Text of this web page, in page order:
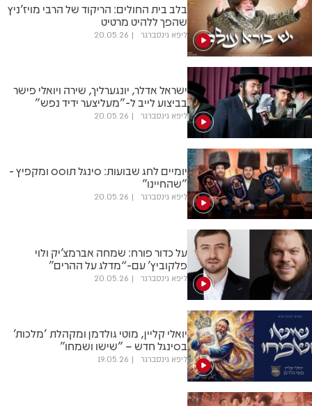
בלב בית החולים: הריקוד של הרבי מויז'ניץ
שהפך ללהיט מרטיט
ליפא גינסברגר 20.05.26
ישראל אדלר, יונגערליך, שירה ויואלי פישר
בביצוע לייב ל-"מעליצער ידיד נפש"
ליפא גינסברגר 20.05.26
יומיים לחג שבועות: סינגל תוסס ומקפיץ -
"שהחיינו"
ליפא גינסברגר 20.05.26
על כדור פורח: שמחה אברמצ׳יק ולוי
פלקוביץ׳ עם-“מדלג על ההרים”
ליפא גינסברגר 20.05.26
יואלי קליין, מוטי גולדמן ומקהלת 'מלכות'
בסינגל חדש – "שישו ושמחו"
ליפא גינסברגר 19.05.26